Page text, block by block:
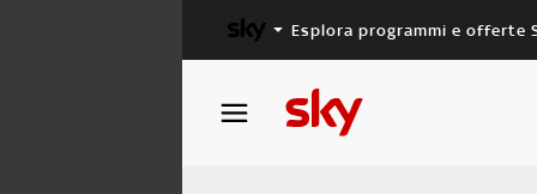
Esplora programmi e offerte